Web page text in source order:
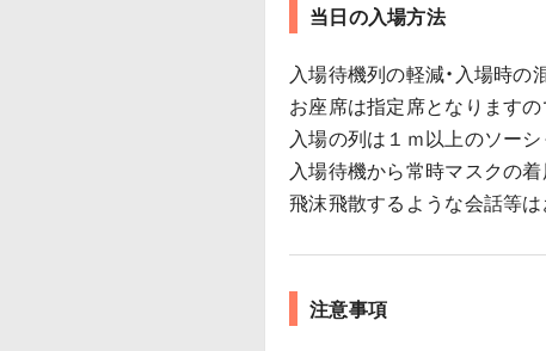
当日の入場方法
入場待機列の軽減・入場時
お座席は指定席となりますの
入場の列は１ｍ以上のソー
入場待機から常時マスクの着
飛沫飛散するような会話等
注意事項